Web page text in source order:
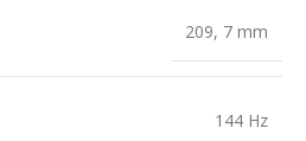
209, 7 mm
144 Hz